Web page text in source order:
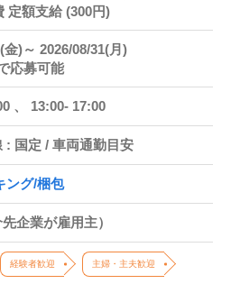
活かす 幅広い年代 未経験歓迎
単純作業
定額支給 (300円)
金)～ 2026/08/31(月)
応募可能
、 13:00- 17:00
: 国定 / 車両通勤目安
ング/梱包
企業が雇用主）
経験者歓迎 主婦・主夫歓迎